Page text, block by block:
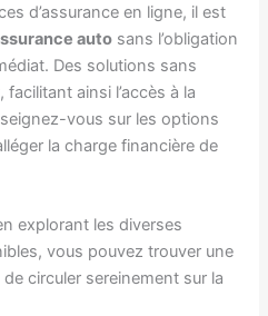
d’assurance en ligne, il est
auto sans l’obligation
Des solutions sans
ainsi l’accès à la
vous sur les options
la charge financière de
explorant les diverses
vous pouvez trouver une
circuler sereinement sur la